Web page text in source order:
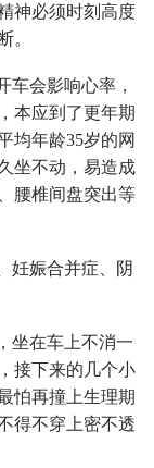
神必须时刻高度
。
车会影响心率，
本应到了更年期
均年龄35岁的网
坐不动，易造成
腰椎间盘突出等
妊娠合并症、阴
坐在车上不消一
接下来的几个小
怕再撞上生理期
得不穿上密不透